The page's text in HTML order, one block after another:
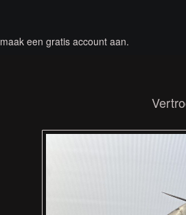
maak een gratis account aan.